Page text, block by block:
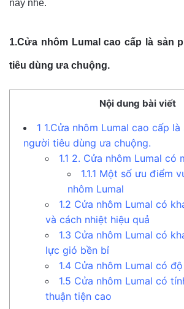
này nhé.
1.Cửa nhôm Lumal cao cấp là sản
tiêu dùng ưa chuộng.
Nội dung bài viết
1 1.Cửa nhôm Lumal cao cấp
người tiêu dùng ưa chuộng.
1.1 2. Cửa nhôm Lumal có
1.1.1 Một số ưu điểm
nhôm Lumal
1.2 Cửa nhôm Lumal có
và cách nhiệt hiệu quả
1.3 Cửa nhôm Lumal có
lực gió bền bỉ
1.4 Cửa nhôm Lumal có
1.5 Cửa nhôm Lumal có
thuận tiện cao